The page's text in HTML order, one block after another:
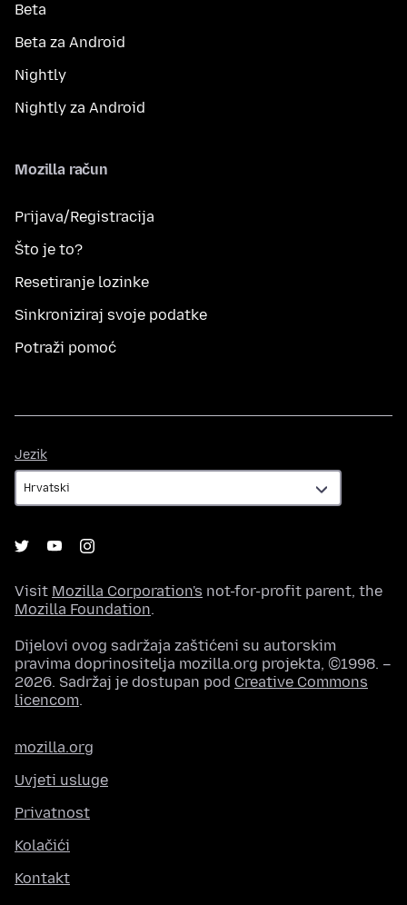
Beta
Beta za Android
Nightly
Nightly za Android
Mozilla račun
Prijava/Registracija
Što je to?
Resetiranje lozinke
Sinkroniziraj svoje podatke
Potraži pomoć
Jezik
Visit Mozilla Corporation's not-for-profit parent, the
Mozilla Foundation.
Dijelovi ovog sadržaja zaštićeni su autorskim
pravima doprinositelja mozilla.org projekta, ©1998. –
2026. Sadržaj je dostupan pod Creative Commons
licencom.
mozilla.org
Uvjeti usluge
Privatnost
Kolačići
Kontakt